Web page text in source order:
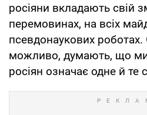
росіяни вкладають свій
перемовинах, на всіх
псевдонаукових роботах.
можливо, думають, що
росіян означає одне й те